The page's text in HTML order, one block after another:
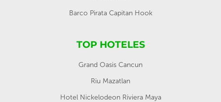
Barco Pirata Capitan Hook
TOP HOTELES
Grand Oasis Cancun
Riu Mazatlan
Hotel Nickelodeon Riviera Maya